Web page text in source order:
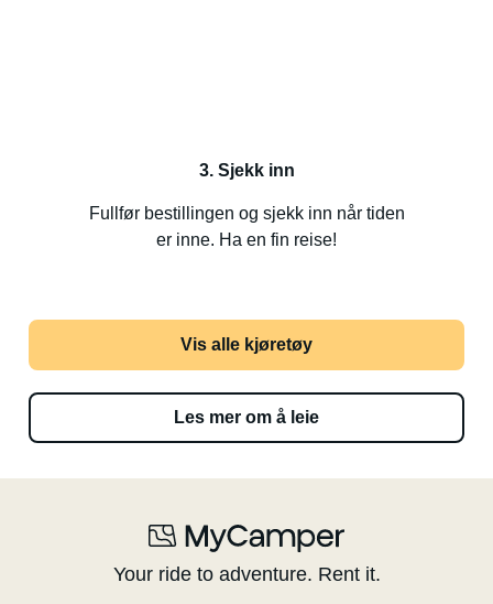
3. Sjekk inn
Fullfør bestillingen og sjekk inn når tiden
er inne. Ha en fin reise!
Vis alle kjøretøy
Les mer om å leie
Your ride to adventure. Rent it.